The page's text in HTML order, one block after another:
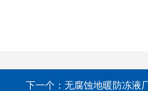
下一个： 无腐蚀地暖防冻液